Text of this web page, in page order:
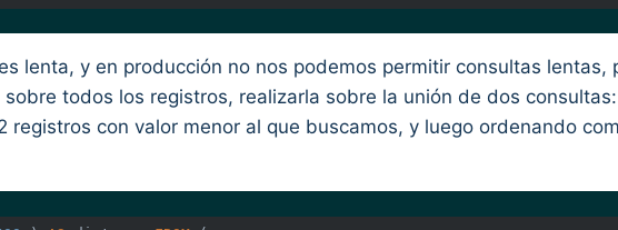
lenta, y en producción no nos podemos permitir consultas
todos los registros, realizarla sobre la unión de dos
registros con valor menor al que buscamos, y luego ordenando